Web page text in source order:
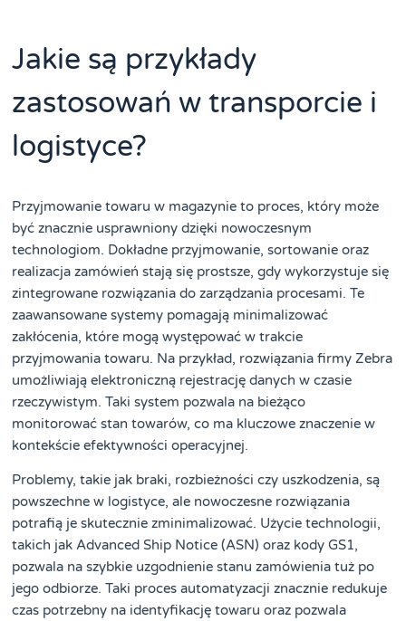
Jakie są przykłady
zastosowań w transporcie i
logistyce?
Przyjmowanie towaru w magazynie to proces, który może
być znacznie usprawniony dzięki nowoczesnym
technologiom. Dokładne przyjmowanie, sortowanie oraz
realizacja zamówień stają się prostsze, gdy wykorzystuje się
zintegrowane rozwiązania do zarządzania procesami. Te
zaawansowane systemy pomagają minimalizować
zakłócenia, które mogą występować w trakcie
przyjmowania towaru. Na przykład, rozwiązania firmy Zebra
umożliwiają elektroniczną rejestrację danych w czasie
rzeczywistym. Taki system pozwala na bieżąco
monitorować stan towarów, co ma kluczowe znaczenie w
kontekście efektywności operacyjnej.
Problemy, takie jak braki, rozbieżności czy uszkodzenia, są
powszechne w logistyce, ale nowoczesne rozwiązania
potrafią je skutecznie zminimalizować. Użycie technologii,
takich jak Advanced Ship Notice (ASN) oraz kody GS1,
pozwala na szybkie uzgodnienie stanu zamówienia tuż po
jego odbiorze. Taki proces automatyzacji znacznie redukuje
czas potrzebny na identyfikację towaru oraz pozwala